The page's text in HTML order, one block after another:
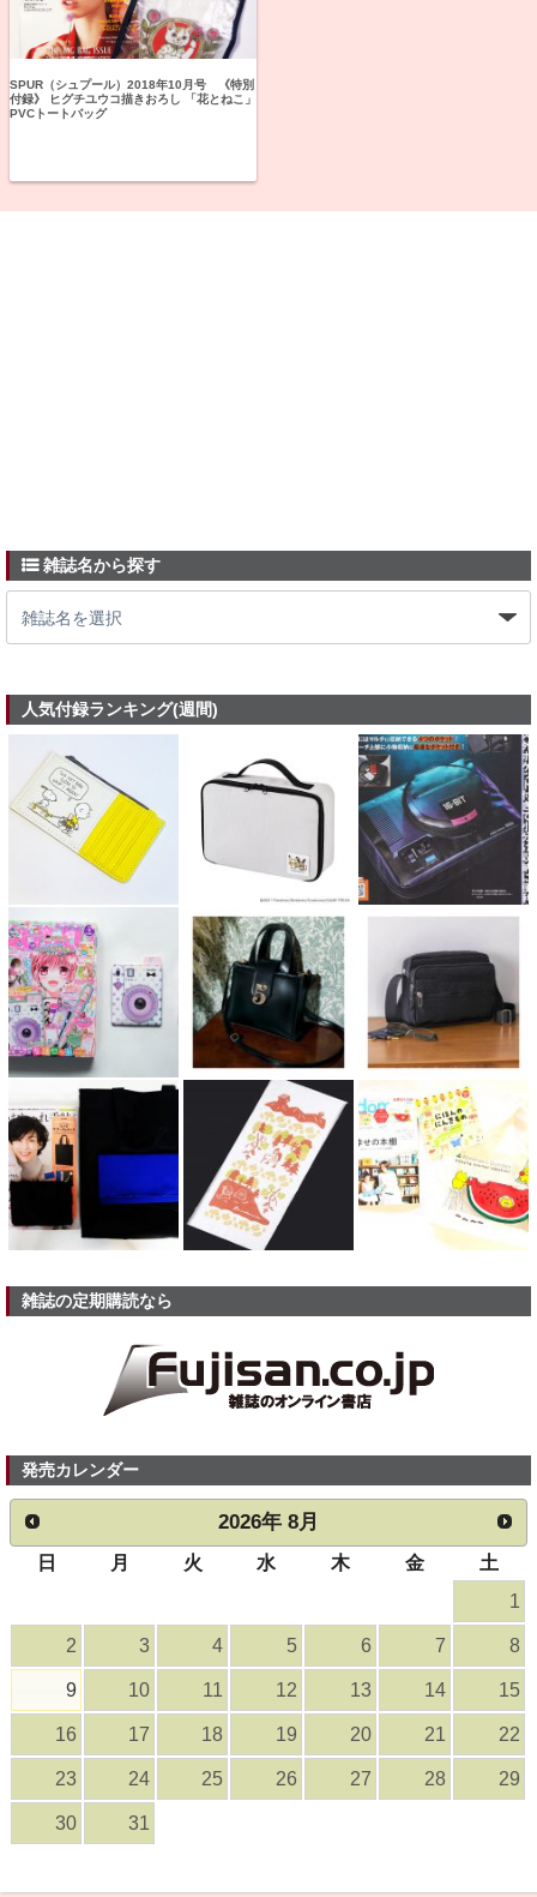
SPUR（シュプール）2018年10月号 《特別
付録》 ヒグチユウコ描きおろし 「花とねこ」
PVCトートバッグ
雑誌名から探す
人気付録ランキング(週間)
雑誌の定期購読なら
発売カレンダー
2026年 8月
日 月 火 水 木 金
土
1
2 3 4 5 6 7 8
9 10 11 12 13 14 15
16 17 18 19 20 21 22
23 24 25 26 27 28 29
30 31